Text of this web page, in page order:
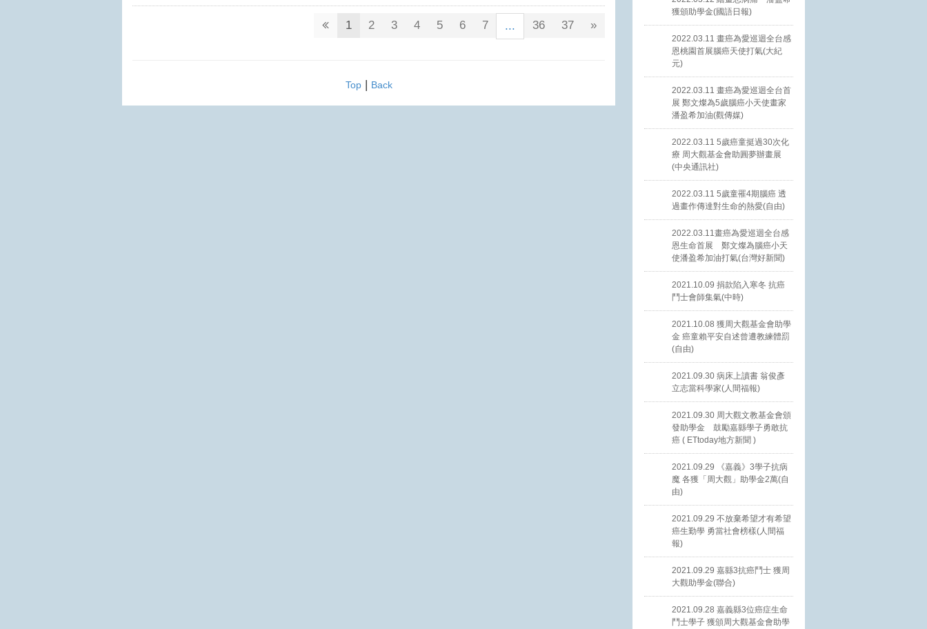
1 2 3 4 5 6 7 ... 36 37 »
Top| Back
獲頒助學金(國語日報)
2022.03.11 畫癌為愛巡迴全台感
恩桃園首展腦癌天使打氣(大紀
元)
2022.03.11 畫癌為愛巡迴全台首
展 鄭文燦為5歲腦癌小天使畫家
潘盈希加油(觀傳媒)
2022.03.11 5歲癌童挺過30次化
療 周大觀基金會助圓夢辦畫展
(中央通訊社)
2022.03.11 5歲童罹4期腦癌 透
過畫作傳達對生命的熱愛(自由)
2022.03.11畫癌為愛巡迴全台感
恩生命首展 鄭文燦為腦癌小天
使潘盈希加油打氣(台灣好新聞)
2021.10.09 捐款陷入寒冬 抗癌
鬥士會師集氣(中時)
2021.10.08 獲周大觀基金會助學
金 癌童賴平安自述曾遭教練體罰
(自由)
2021.09.30 病床上讀書 翁俊彥
立志當科學家(人間福報)
2021.09.30 周大觀文教基金會頒
發助學金 鼓勵嘉縣學子勇敢抗
癌 ( ETtoday地方新聞 )
2021.09.29 《嘉義》3學子抗病
魔 各獲「周大觀」助學金2萬(自
由)
2021.09.29 不放棄希望才有希望
癌生勤學 勇當社會榜樣(人間福
報)
2021.09.29 嘉縣3抗癌鬥士 獲周
大觀助學金(聯合)
2021.09.28 嘉義縣3位癌症生命
鬥士學子 獲頒周大觀基金會助學